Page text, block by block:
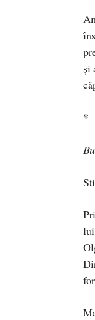
şi
*